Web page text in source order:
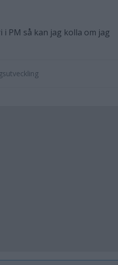
PM så kan jag kolla om jag